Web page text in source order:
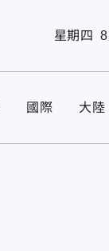
星期四
國際 大陸